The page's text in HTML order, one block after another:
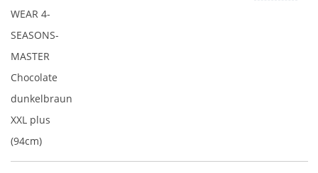
WEAR 4-
SEASONS-
MASTER
Chocolate
dunkelbraun
XXL plus
(94cm)